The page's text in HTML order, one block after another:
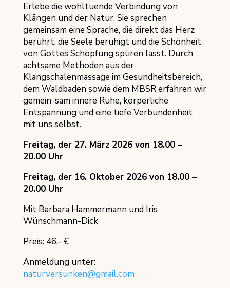
Erlebe die wohltuende Verbindung von
Klängen und der Natur. Sie sprechen
gemeinsam eine Sprache, die direkt das Herz
berührt, die Seele beruhigt und die Schönheit
von Gottes Schöpfung spüren lässt. Durch
achtsame Methoden aus der
Klangschalenmassage im Gesundheitsbereich,
dem Waldbaden sowie dem MBSR erfahren wir
gemein-sam innere Ruhe, körperliche
Entspannung und eine tiefe Verbundenheit
mit uns selbst.
Freitag, der 27. März 2026 von 18.00 –
20.00 Uhr
Freitag, der 16. Oktober 2026 von 18.00 –
20.00 Uhr
Mit Barbara Hammermann und Iris
Wünschmann-Dick
Preis: 46,- €
Anmeldung unter:
naturversunken@gmail.com